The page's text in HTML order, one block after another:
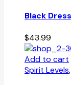
Black Dress
$43.99
Add to cart
Spirit Levels,